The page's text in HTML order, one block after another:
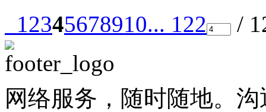
12345678910... 122 /
网络服务，随时随地。